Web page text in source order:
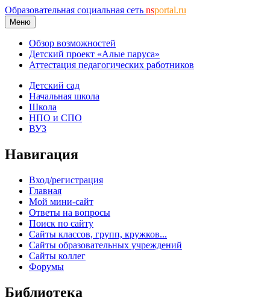
Образовательная социальная сеть nsportal.ru
Меню
Обзор возможностей
Детский проект «Алые паруса»
Аттестация педагогических работников
Детский сад
Начальная школа
Школа
НПО и СПО
ВУЗ
Навигация
Вход/регистрация
Главная
Мой мини-сайт
Ответы на вопросы
Поиск по сайту
Сайты классов, групп, кружков...
Сайты образовательных учреждений
Сайты коллег
Форумы
Библиотека